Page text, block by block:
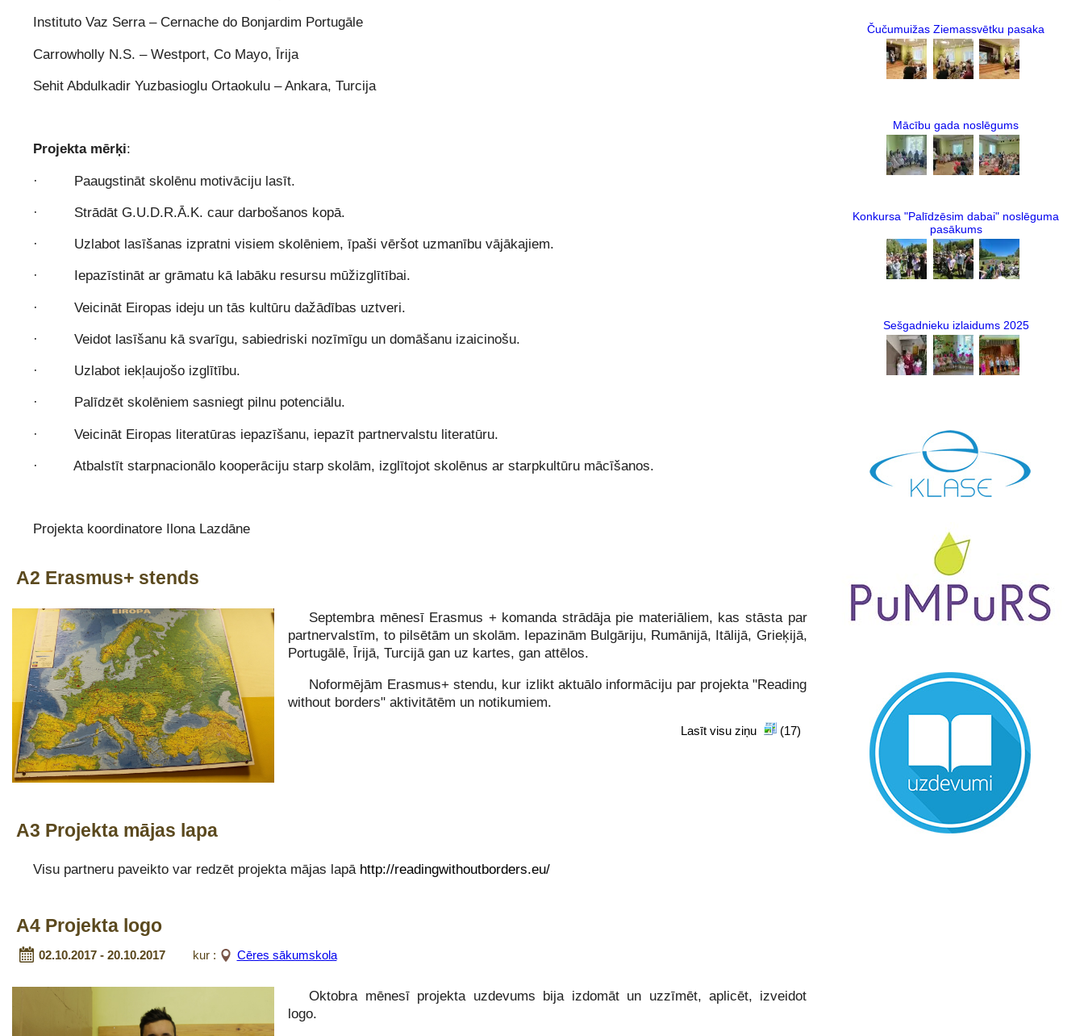
Instituto Vaz Serra – Cernache do Bonjardim Portugāle
Carrowholly N.S. – Westport, Co Mayo, Īrija
Sehit Abdulkadir Yuzbasioglu Ortaokulu – Ankara, Turcija
Projekta mērķi:
· Paaugstināt skolēnu motivāciju lasīt.
· Strādāt G.U.D.R.Ā.K. caur darbošanos kopā.
· Uzlabot lasīšanas izpratni visiem skolēniem, īpaši vēršot uzmanību vājākajiem.
· Iepazīstināt ar grāmatu kā labāku resursu mūžizglītībai.
· Veicināt Eiropas ideju un tās kultūru dažādības uztveri.
· Veidot lasīšanu kā svarīgu, sabiedriski nozīmīgu un domāšanu izaicinošu.
· Uzlabot iekļaujošo izglītību.
· Palīdzēt skolēniem sasniegt pilnu potenciālu.
· Veicināt Eiropas literatūras iepazīšanu, iepazīt partnervalstu literatūru.
· Atbalstīt starpnacionālo kooperāciju starp skolām, izglītojot skolēnus ar starpkultūru mācīšanos.
Projekta koordinatore Ilona Lazdāne
A2 Erasmus+ stends
Septembra mēnesī Erasmus + komanda strādāja pie materiāliem, kas stāsta par
partnervalstīm, to pilsētām un skolām. Iepazinām Bulgāriju, Rumānijā, Itālijā, Grieķijā,
Portugālē, Īrijā, Turcijā gan uz kartes, gan attēlos.
Noformējām Erasmus+ stendu, kur izlikt aktuālo informāciju par projekta "Reading
without borders" aktivitātēm un notikumiem.
Lasīt visu ziņu (17)
A3 Projekta mājas lapa
Visu partneru paveikto var redzēt projekta mājas lapā http://readingwithoutborders.eu/
A4 Projekta logo
02.10.2017 - 20.10.2017 kur : Cēres sākumskola
Oktobra mēnesī projekta uzdevums bija izdomāt un uzzīmēt, aplicēt, izveidot
logo.
Čučumuižas Ziemassvētku pasaka
Mācību gada noslēgums
Konkursa "Palīdzēsim dabai" noslēguma
pasākums
Sešgadnieku izlaidums 2025